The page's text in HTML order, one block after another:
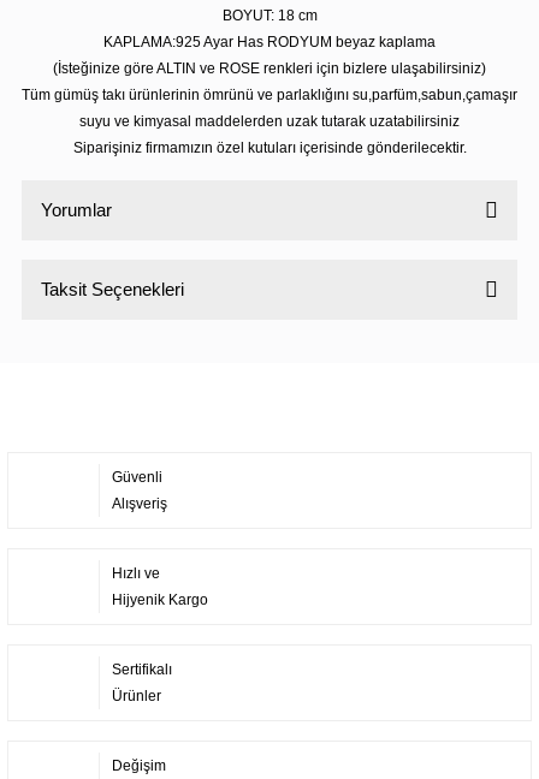
BOYUT: 18 cm
KAPLAMA:925 Ayar Has RODYUM beyaz kaplama
(İsteğinize göre ALTIN ve ROSE renkleri için bizlere ulaşabilirsiniz)
Tüm gümüş takı ürünlerinin ömrünü ve parlaklığını su,parfüm,sabun,çamaşır
suyu ve kimyasal maddelerden uzak tutarak uzatabilirsiniz
Siparişiniz firmamızın özel kutuları içerisinde gönderilecektir.
Yorumlar
Taksit Seçenekleri
Güvenli
Alışveriş
Hızlı ve
Hijyenik Kargo
Sertifikalı
Ürünler
Değişim